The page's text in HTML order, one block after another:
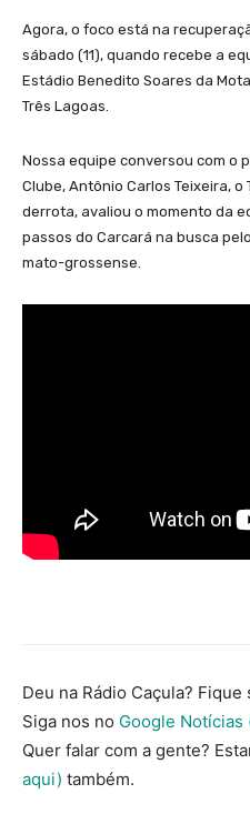
Agora, o foco está na
sábado (11), quando recebe a
Estádio Benedito Soares da
Três Lagoas.
Nossa equipe conversou com o
Clube, Antônio Carlos Teixeira,
derrota, avaliou o momento da
passos do Carcará na busca
mato-grossense.
Deu na Rádio Caçula? Fique
Siga nos no Google Notícias
Quer falar com a gente?
aqui) também.